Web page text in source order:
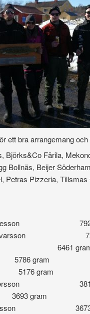
ett bra arrangemang
Björks&Co Färila,
Bollnäs, Beijer
Petras Pizzeria,
Bengtesson 7928
Ivarsson
Lust 6461
gram
gram
Persson 3817
gram
Olsson 3673